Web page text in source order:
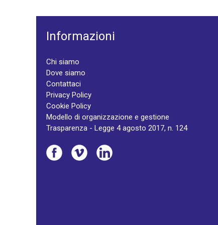
Informazioni
Chi siamo
Dove siamo
Contattaci
Privacy Policy
Cookie Policy
Modello di organizzazione e gestione
Trasparenza - Legge 4 agosto 2017, n. 124